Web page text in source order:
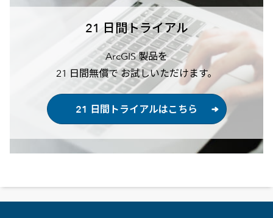
21 日間トライアル
ArcGIS 製品を
21 日間無償で お試しいただけます。
21 日間トライアルはこちら